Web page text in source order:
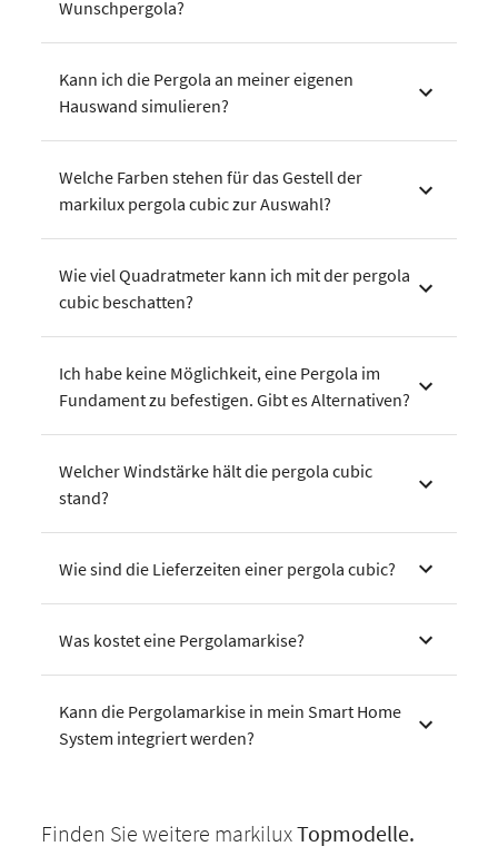
Wunschpergola?
Kann ich die Pergola an meiner eigenen
Hauswand simulieren?
Welche Farben stehen für das Gestell der
markilux pergola cubic zur Auswahl?
Wie viel Quadratmeter kann ich mit der pergola
cubic beschatten?
Ich habe keine Möglichkeit, eine Pergola im
Fundament zu befestigen. Gibt es Alternativen?
Welcher Windstärke hält die pergola cubic
stand?
Wie sind die Lieferzeiten einer pergola cubic?
Was kostet eine Pergolamarkise?
Kann die Pergolamarkise in mein Smart Home
System integriert werden?
Finden Sie weitere markiluxTopmodelle.